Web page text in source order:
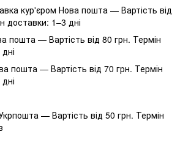
кур'єром Нова пошта — Вартість від
доставки: 1–3 дні
пошта — Вартість від 80 грн. Термін
пошта — Вартість від 70 грн. Термін
— Вартість від 50 грн. Термін